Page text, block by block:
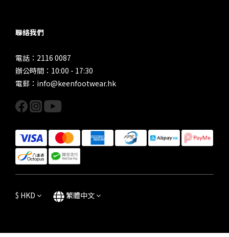
聯絡我們
電話：2116 0087
辦公時間：10:00 - 17:30
電郵：info@keenfootwear.hk
$ HKD 繁體中文